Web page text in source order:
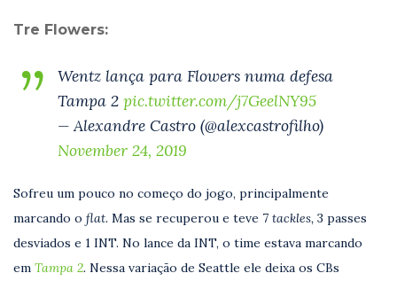
Tre Flowers:
Wentz lança para Flowers numa defesa
Tampa 2 pic.twitter.com/j7GeelNY95
— Alexandre Castro (@alexcastrofilho)
November 24, 2019
Sofreu um pouco no começo do jogo, principalmente
marcando o flat. Mas se recuperou e teve 7 tackles, 3 passes
desviados e 1 INT. No lance da INT, o time estava marcando
em Tampa 2. Nessa variação de Seattle ele deixa os CBs